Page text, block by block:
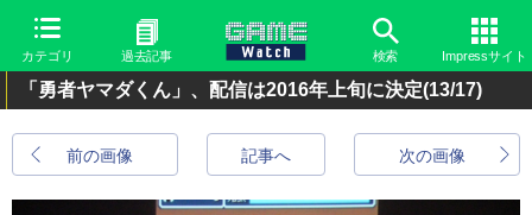
カテゴリ 過去記事 検索 Impressサイト
「勇者ヤマダくん」、配信は2016年上旬に決定(13/17)
前の画像 次の画像
記事へ